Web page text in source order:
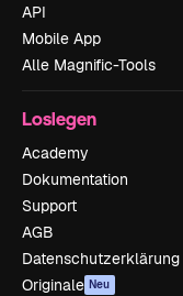
API
Mobile App
Alle Magnific-Tools
Loslegen
Academy
Dokumentation
Support
AGB
Datenschutzerklärung
Originale Neu